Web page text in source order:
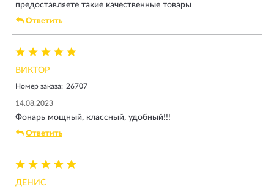
предоставляете такие качественные товары
Ответить
ВИКТОР
Номер заказа: 26707
14.08.2023
Фонарь мощный, классный, удобный!!!
Ответить
ДЕНИС